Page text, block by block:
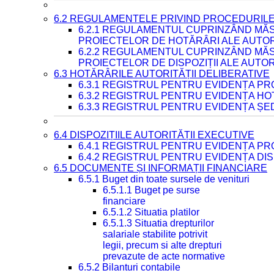
6.2 REGULAMENTELE PRIVIND
6.2.1 REGULAMENTUL CUPRINZÂND
PROIECTELOR DE HOTĂRÂRI ALE
6.2.2 REGULAMENTUL CUPRINZÂND
PROIECTELOR DE DISPOZIȚII ALE
6.3 HOTĂRÂRILE AUTORITĂȚII DELIBERATIVE
6.3.1 REGISTRUL PENTRU EVIDENȚA
6.3.2 REGISTRUL PENTRU EVIDENȚA
6.3.3 REGISTRUL PENTRU EVIDENȚA
6.4 DISPOZIȚIILE AUTORITĂȚII EXECUTIVE
6.4.1 REGISTRUL PENTRU EVIDENȚA
6.4.2 REGISTRUL PENTRU EVIDENȚA
6.5 DOCUMENTE ȘI INFORMAȚII FINANCIARE
6.5.1 Buget din toate sursele de venituri
6.5.1.1 Buget pe surse
financiare
6.5.1.2 Situatia platilor
6.5.1.3 Situatia drepturilor
salariale stabilite potrivit
legii, precum si alte drepturi
prevazute de acte normative
6.5.2 Bilanturi contabile